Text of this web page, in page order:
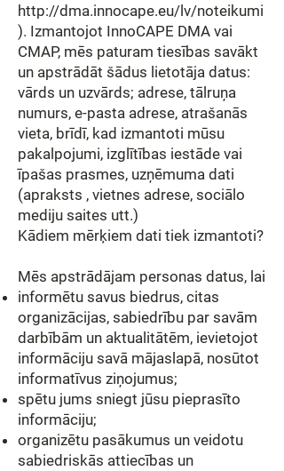
http://dma.innocape.eu/lv/noteikumi
). Izmantojot InnoCAPE DMA vai
CMAP, mēs paturam tiesības savākt
un apstrādāt šādus lietotāja datus:
vārds un uzvārds; adrese, tālruņa
numurs, e-pasta adrese, atrašanās
vieta, brīdī, kad izmantoti mūsu
pakalpojumi, izglītības iestāde vai
īpašas prasmes, uzņēmuma dati
(apraksts , vietnes adrese, sociālo
mediju saites utt.)
Kādiem mērķiem dati tiek izmantoti?
Mēs apstrādājam personas datus, lai
informētu savus biedrus, citas
organizācijas, sabiedrību par savām
darbībām un aktualitātēm, ievietojot
informāciju savā mājaslapā, nosūtot
informatīvus ziņojumus;
spētu jums sniegt jūsu pieprasīto
informāciju;
organizētu pasākumus un veidotu
sabiedriskās attiecības un